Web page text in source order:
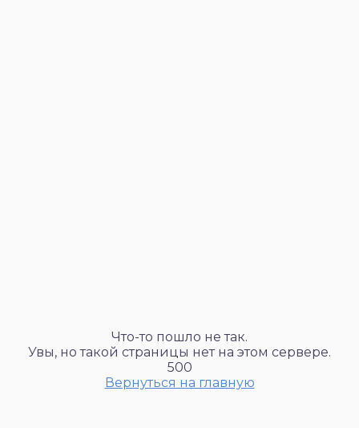
Что-то пошло не так.
Увы, но такой страницы нет на этом сервере.
500
Вернуться на главную